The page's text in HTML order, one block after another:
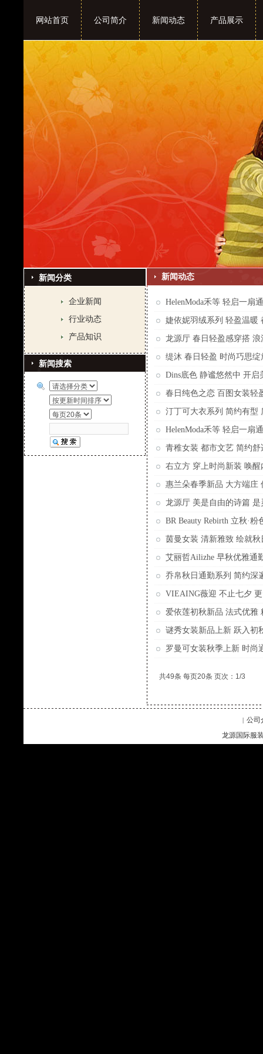
网站首页 公司简介 新闻动态 产品展示
新闻动态
HelenModa禾等 轻启一扇
婕依妮羽绒系列 轻盈温暖
龙源厅 春日轻盈感穿搭 浪
缇沐 春日轻盈 时尚巧思绽
Dins底色 静谧悠然中 开启
春日纯色之恋 百图女装轻
汀丁可大衣系列 简约有型
HelenModa禾等 轻启一扇
青稚女装 都市文艺 简约
右立方 穿上时尚新装 唤醒
惠兰朵春季新品 大方端庄
龙源厅 美是自由的诗篇 是
BR Beauty Rebirth 立秋·粉
茵曼女装 清新雅致 绘就秋
艾丽哲Ailizhe 早秋优雅通
乔帛秋日通勤系列 简约深
VIEAING薇迎 不止七夕
爱依莲初秋新品 法式优雅
谜秀女装新品上新 跃入初
罗曼可女装秋季上新 时尚
共49条 每页20条 页次：1/3
新闻分类
企业新闻
行业动态
产品知识
新闻搜索
| 公司
龙源国际服